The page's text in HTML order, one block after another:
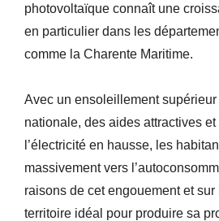
photovoltaïque connaît une
en particulier dans les
comme la Charente Maritime.
Avec un ensoleillement
nationale, des aides attractives
l’électricité en hausse, les
massivement vers
raisons de cet engouement et sur
territoire idéal pour produire sa